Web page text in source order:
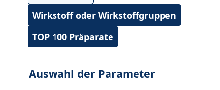
Wirkstoff oder Wirkstoffgruppen
TOP 100 Präparate
Auswahl der Parameter